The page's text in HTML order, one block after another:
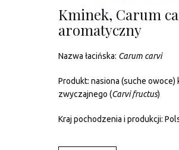
Kminek, Carum
aromatyczny
Nazwa łacińska: Carum carvi
Produkt: nasiona (suche owoce)
zwyczajnego (Carvi fructus)
Kraj pochodzenia i produkcji: